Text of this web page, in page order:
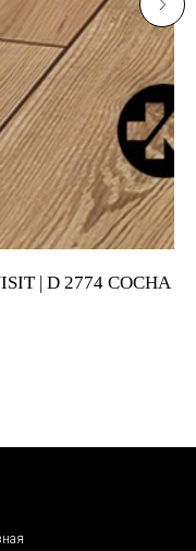
| D 2774 СОСНА